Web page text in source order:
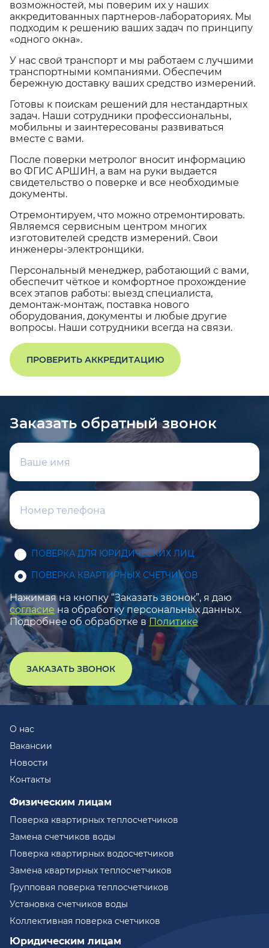
возможностей, мы поверим их у наших
аккредитованных партнеров-лабораториях. Мы
подходим к решению ваших задач по принципу
«одного окна».
У нас свой транспорт и мы работаем с лучшими
транспортными компаниями. Обеспечим
бережную доставку ваших средство измерений.
Готовы к поискам решений для нестандартных
задач. Наши сотрудники профессиональны,
мобильны и заинтересованы развиваться
вместе с вами.
После поверки метролог вносит информацию
во ФГИС АРШИН, а вам на руки выдается
свидетельство о поверке и все необходимые
документы.
Отремонтируем, что можно отремонтировать.
Являемся сервисным центром многих
изготовителей средств измерений. Свои
инженеры-электронщики.
Персональный менеджер, работающий с вами,
обеспечит чёткое и комфортное прохождение
всех этапов работы: выезд специалиста,
демонтаж-монтаж, поставка нового
оборудования, документы и любые другие
вопросы. Наши сотрудники всегда на связи.
ПРОВЕРИТЬ АККРЕДИТАЦИЮ
Заказать обратный звонок
ПОВЕРКА ДЛЯ ЮРИДИЧЕСКИХ ЛИЦ
ПОВЕРКА КВАРТИРНЫХ СЧЕТЧИКОВ
Нажимая на кнопку “Заказать звонок”, я даю
согласие на обработку персональных данных.
Подробнее об обработке в Политике
ЗАКАЗАТЬ ЗВОНОК
О нас
Вакансии
Новости
Контакты
Физическим лицам
Поверка квартирных теплосчетчиков
Замена счетчиков воды
Поверка квартирных водосчетчиков
Замена квартирных теплосчетчиков
Групповая поверка теплосчетчиков
Установка счетчиков воды
Коллективная поверка счетчиков
Юридическим лицам